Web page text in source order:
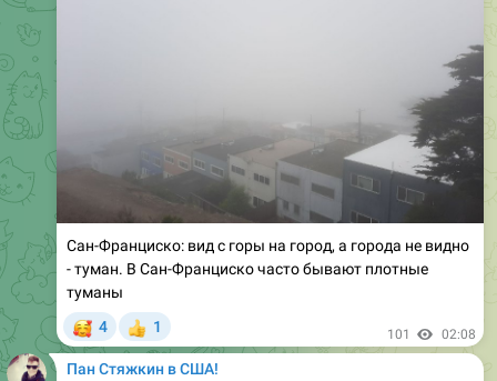
Сан-Франциско: вид с горы на город, а города не видно
- туман. В Сан-Франциско часто бывают плотные
туманы
4 1 101 02:08
Пан Стяжкин в США!